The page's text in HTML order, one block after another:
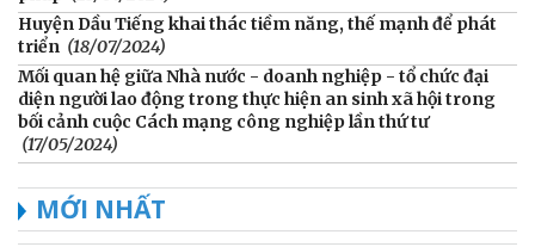
Huyện Dầu Tiếng khai thác tiềm năng, thế mạnh để phát
triển (18/07/2024)
Mối quan hệ giữa Nhà nước - doanh nghiệp - tổ chức đại
diện người lao động trong thực hiện an sinh xã hội trong
bối cảnh cuộc Cách mạng công nghiệp lần thứ tư
(17/05/2024)
MỚI NHẤT